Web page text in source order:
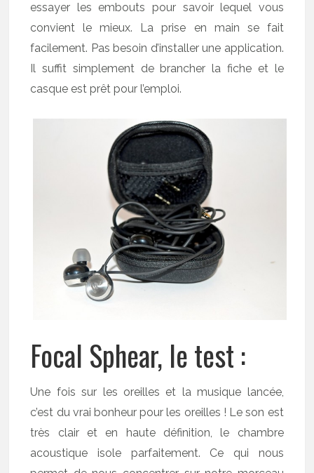
essayer les embouts pour savoir lequel vous
convient le mieux. La prise en main se fait
facilement. Pas besoin d’installer une application.
Il suffit simplement de brancher la fiche et le
casque est prêt pour l’emploi.
Focal Sphear, le test :
Une fois sur les oreilles et la musique lancée,
c’est du vrai bonheur pour les oreilles ! Le son est
très clair et en haute définition, le chambre
acoustique isole parfaitement. Ce qui nous